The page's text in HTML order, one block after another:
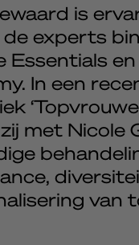
is
de experts
Essentials
In een
met Nicole
van